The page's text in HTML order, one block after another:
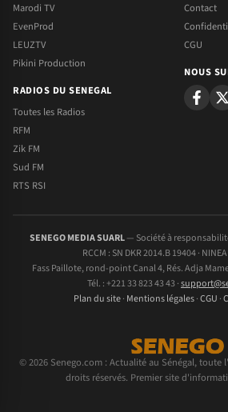
Marodi TV
EvenProd
LEUZTV
Pikini Production
RADIOS DU SENEGAL
Toutes les Radios
RFM
Zik FM
Sud FM
RTS RSI
Contact
CGU
NOUS
SENEGO MEDIA SUARL— Société à
RCCM : SN DKR 2014.B 19404 ·
Fass Paillote, rond-point Canal 4, Rés. Adja
Tél. : +221 33 823 43 43 ·
Plan du site· Mentions légales·CGU ·
© 2026 Senego.com : Actualité au Sénégal, toute
droits réservés. Premier site